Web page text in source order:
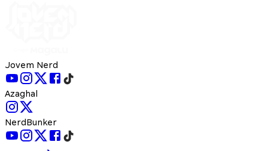
Jovem Nerd
Azaghal
NerdBunker